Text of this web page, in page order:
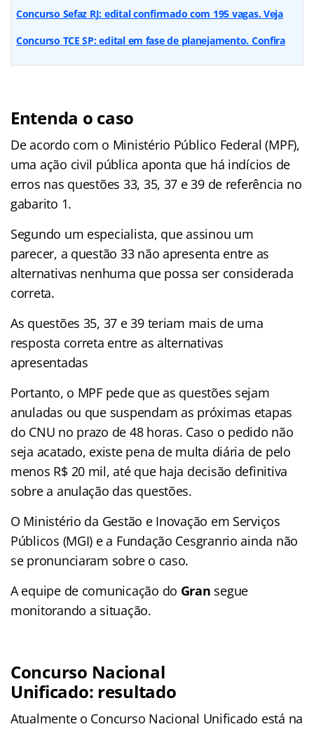
Concurso Sefaz RJ: edital confirmado com 195 vagas. Veja
Concurso TCE SP: edital em fase de planejamento. Confira
Entenda o caso
De acordo com o Ministério Público Federal (MPF),
uma ação civil pública aponta que há indícios de
erros nas questões 33, 35, 37 e 39 de referência no
gabarito 1.
Segundo um especialista, que assinou um
parecer, a questão 33 não apresenta entre as
alternativas nenhuma que possa ser considerada
correta.
As questões 35, 37 e 39 teriam mais de uma
resposta correta entre as alternativas
apresentadas
Portanto, o MPF pede que as questões sejam
anuladas ou que suspendam as próximas etapas
do CNU no prazo de 48 horas. Caso o pedido não
seja acatado, existe pena de multa diária de pelo
menos R$ 20 mil, até que haja decisão definitiva
sobre a anulação das questões.
O Ministério da Gestão e Inovação em Serviços
Públicos (MGI) e a Fundação Cesgranrio ainda não
se pronunciaram sobre o caso.
A equipe de comunicação do Gran segue
monitorando a situação.
Concurso Nacional
Unificado: resultado
Atualmente o Concurso Nacional Unificado está na